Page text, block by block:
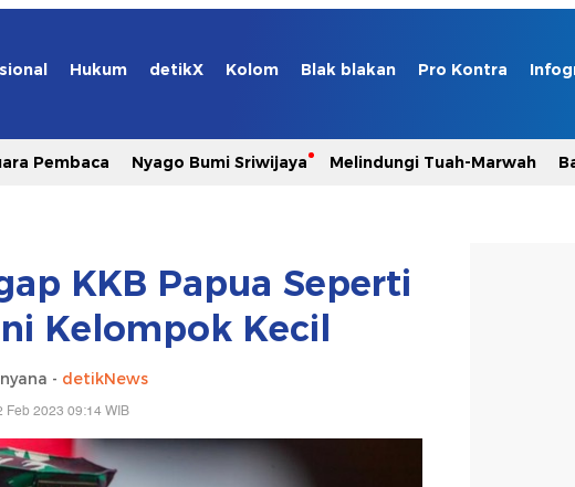
Hukum detikX Kolom Blak blakan Pro Kontra
Pembaca Nyago Bumi Sriwijaya Melindungi Tuah-Marwah
KKB Papua Seperti
Kelompok Kecil
- detikNews
Feb 2023 09:14 WIB